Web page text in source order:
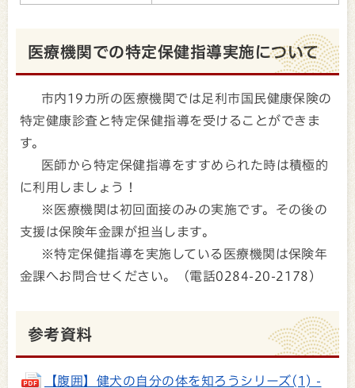
医療機関での特定保健指導実施について
市内19カ所の医療機関では足利市国民健康保険の
特定健康診査と特定保健指導を受けることができま
す。
医師から特定保健指導をすすめられた時は積極的
に利用しましょう！
※医療機関は初回面接のみの実施です。その後の
支援は保険年金課が担当します。
※特定保健指導を実施している医療機関は保険年
金課へお問合せください。（電話0284-20-2178）
参考資料
【腹囲】健犬の自分の体を知ろうシリーズ(1) -